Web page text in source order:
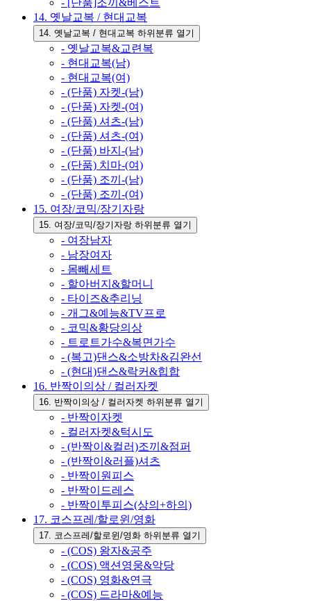
- [단품]조끼&베스트
14. 옛날교복 / 현대교복
14. 옛날교복 / 현대교복 하위분류 열기
- 옛날교복&교련복
- 현대교복(남)
- 현대교복(여)
- (단품) 자켓-(남)
- (단품) 자켓-(여)
- (단품) 셔츠-(남)
- (단품) 셔츠-(여)
- (단품) 바지-(남)
- (단품) 치마-(여)
- (단품) 조끼-(남)
- (단품) 조끼-(여)
15. 여장/코믹/장기자랑
15. 여장/코믹/장기자랑 하위분류 열기
- 여장남자
- 남장여자
- 몸빼세트
- 할아버지&할머니
- 타이즈&추리닝
- 개그&예능&TV프로
- 코믹&황당의상
- 트로트가수&복면가수
- (복고)댄스&소방차&김완선
- (현대)댄스&락커&힙합
16. 반짝이의상 / 컬러자켓
16. 반짝이의상 / 컬러자켓 하위분류 열기
- 반짝이자켓
- 컬러자켓&턱시도
- (반짝이&컬러)조끼&점퍼
- (반짝이&러플)셔츠
- 반짝이원피스
- 반짝이드레스
- 반짝이투피스(상의+하의)
17. 코스프레/할로윈/영화
17. 코스프레/할로윈/영화 하위분류 열기
- (COS) 왕자&공주
- (COS) 액션영웅&악당
- (COS) 영화&연극
- (COS) 드라마&예능